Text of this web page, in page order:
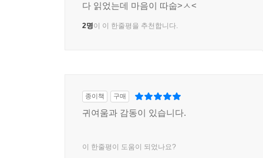
다 읽었는데 마음이 따숩>ㅅ<
2명이 이 한줄평을 추천합니다.
종이책 구매
귀여움과 감동이 있습니다.
이 한줄평이 도움이 되었나요?